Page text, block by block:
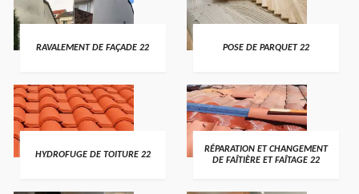
RAVALEMENT DE FAÇADE 22 POSE DE PARQUET 22
HYDROFUGE DE TOITURE 22
RÉPARATION ET CHANGEMENT
DE FAÎTIÈRE ET FAÎTAGE 22